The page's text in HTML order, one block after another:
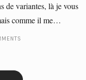
de variantes, là je vous
comme il me…